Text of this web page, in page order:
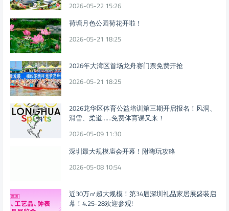
2026-05-22 15:26
荷塘月色公园荷花开啦！
2026-05-21 18:25
2026年大湾区首场龙舟赛门票免费开抢
2026-05-21 18:25
2026龙华区体育公益培训第三期开启报名！风洞、
滑雪、柔道……免费体育课又来！
2026-05-09 11:30
深圳最大规模庙会开幕！附嗨玩攻略
2026-05-08 10:54
近30万㎡超大规模！第34届深圳礼品家居展盛装启
幕！4.25-28欢迎参观!